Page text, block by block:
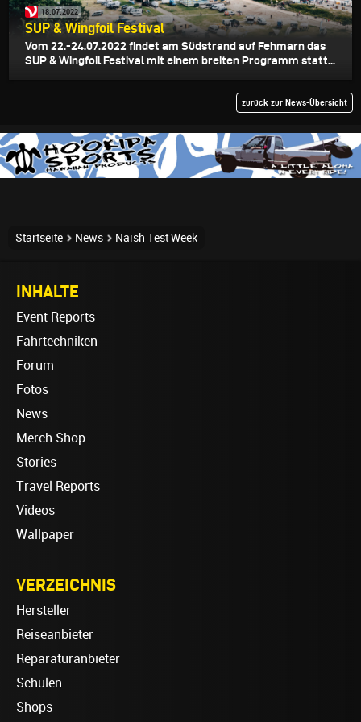
18.07.2022
SUP & Wingfoil Festival
Vom 22.-24.07.2022 findet am Südstrand auf Fehmarn das
SUP & Wingfoil Festival mit einem breiten Programm statt...
zurück zur News-Übersicht
Startseite News Naish Test Week
INHALTE
Event Reports
Fahrtechniken
Forum
Fotos
News
Merch Shop
Stories
Travel Reports
Videos
Wallpaper
VERZEICHNIS
Hersteller
Reiseanbieter
Reparaturanbieter
Schulen
Shops